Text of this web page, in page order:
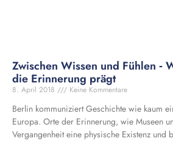
Zwischen Wissen und Fühlen ‑
die Erinnerung prägt
8. April 2018 Keine Kommentare
Berlin kommuniziert Geschichte wie kaum
Europa. Orte der Erinnerung, wie Museen
Vergangenheit eine physische Existenz und